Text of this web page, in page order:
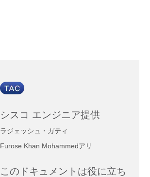
シスコ エンジニア提供
ラジェッシュ・ガティ
Furose Khan Mohammedアリ
このドキュメントは役に立ち